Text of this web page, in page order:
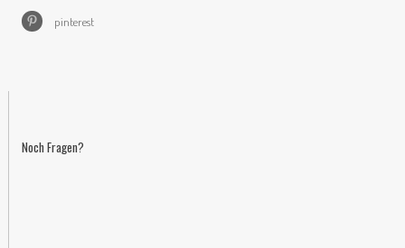
pinterest
Noch Fragen?